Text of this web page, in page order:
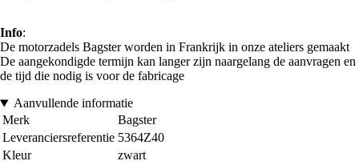
Info:
De motorzadels Bagster worden in Frankrijk in onze ateliers gemaakt
De aangekondigde termijn kan langer zijn naargelang de aanvragen en
de tijd die nodig is voor de fabricage
Aanvullende informatie
Merk
Bagster
Leveranciersreferentie 5364Z40
Kleur
zwart